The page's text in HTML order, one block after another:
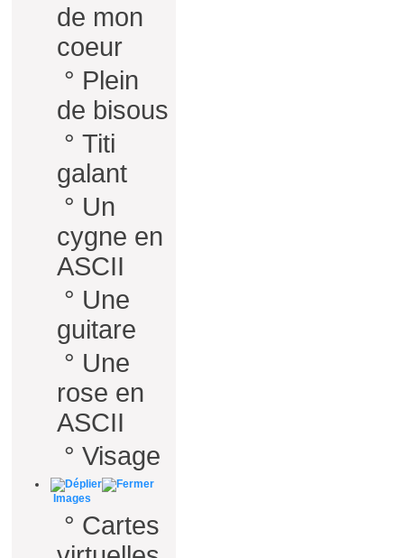
de mon
coeur
° Plein
de bisous
° Titi
galant
° Un
cygne en
ASCII
° Une
guitare
° Une
rose en
ASCII
° Visage
Images
° Cartes